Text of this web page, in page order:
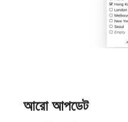
আরো আপডেট